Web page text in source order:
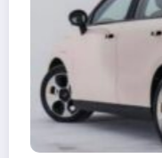
ESTADOS INÍCIO
AGRO
SAÚDE